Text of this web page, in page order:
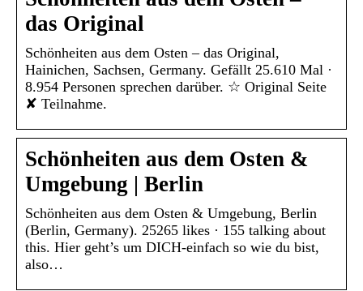
das Original
Schönheiten aus dem Osten – das Original,
Hainichen, Sachsen, Germany. Gefällt 25.610 Mal ·
8.954 Personen sprechen darüber. ☆ Original Seite
✘ Teilnahme.
Schönheiten aus dem Osten &
Umgebung | Berlin
Schönheiten aus dem Osten & Umgebung, Berlin
(Berlin, Germany). 25265 likes · 155 talking about
this. Hier geht’s um DICH-einfach so wie du bist,
also…